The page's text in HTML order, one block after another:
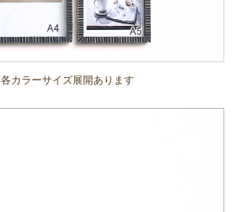
各カラーサイズ展開あります